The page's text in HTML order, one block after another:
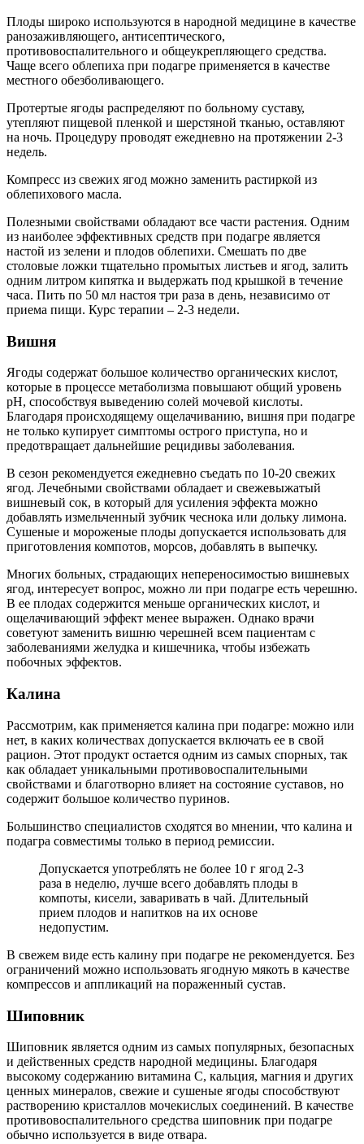
Плоды широко используются в народной медицине в качестве
ранозаживляющего, антисептического,
противовоспалительного и общеукрепляющего средства.
Чаще всего облепиха при подагре применяется в качестве
местного обезболивающего.
Протертые ягоды распределяют по больному суставу,
утепляют пищевой пленкой и шерстяной тканью, оставляют
на ночь. Процедуру проводят ежедневно на протяжении 2-3
недель.
Компресс из свежих ягод можно заменить растиркой из
облепихового масла.
Полезными свойствами обладают все части растения. Одним
из наиболее эффективных средств при подагре является
настой из зелени и плодов облепихи. Смешать по две
столовые ложки тщательно промытых листьев и ягод, залить
одним литром кипятка и выдержать под крышкой в течение
часа. Пить по 50 мл настоя три раза в день, независимо от
приема пищи. Курс терапии – 2-3 недели.
Вишня
Ягоды содержат большое количество органических кислот,
которые в процессе метаболизма повышают общий уровень
pH, способствуя выведению солей мочевой кислоты.
Благодаря происходящему ощелачиванию, вишня при подагре
не только купирует симптомы острого приступа, но и
предотвращает дальнейшие рецидивы заболевания.
В сезон рекомендуется ежедневно съедать по 10-20 свежих
ягод. Лечебными свойствами обладает и свежевыжатый
вишневый сок, в который для усиления эффекта можно
добавлять измельченный зубчик чеснока или дольку лимона.
Сушеные и мороженые плоды допускается использовать для
приготовления компотов, морсов, добавлять в выпечку.
Многих больных, страдающих непереносимостью вишневых
ягод, интересует вопрос, можно ли при подагре есть черешню.
В ее плодах содержится меньше органических кислот, и
ощелачивающий эффект менее выражен. Однако врачи
советуют заменить вишню черешней всем пациентам с
заболеваниями желудка и кишечника, чтобы избежать
побочных эффектов.
Калина
Рассмотрим, как применяется калина при подагре: можно или
нет, в каких количествах допускается включать ее в свой
рацион. Этот продукт остается одним из самых спорных, так
как обладает уникальными противовоспалительными
свойствами и благотворно влияет на состояние суставов, но
содержит большое количество пуринов.
Большинство специалистов сходятся во мнении, что калина и
подагра совместимы только в период ремиссии.
Допускается употреблять не более 10 г ягод 2-3
раза в неделю, лучше всего добавлять плоды в
компоты, кисели, заваривать в чай. Длительный
прием плодов и напитков на их основе
недопустим.
В свежем виде есть калину при подагре не рекомендуется. Без
ограничений можно использовать ягодную мякоть в качестве
компрессов и аппликаций на пораженный сустав.
Шиповник
Шиповник является одним из самых популярных, безопасных
и действенных средств народной медицины. Благодаря
высокому содержанию витамина С, кальция, магния и других
ценных минералов, свежие и сушеные ягоды способствуют
растворению кристаллов мочекислых соединений. В качестве
противовоспалительного средства шиповник при подагре
обычно используется в виде отвара.